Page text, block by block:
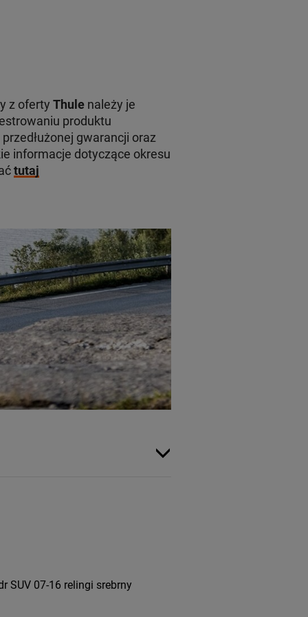
z oferty Thulenależy je
produktu
gwarancji oraz
informacje dotyczące okresu
tutaj
SUV 07-16 relingi srebrny